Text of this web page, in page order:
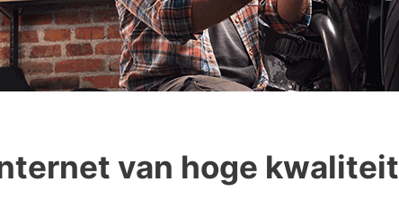
van hoge kwaliteit